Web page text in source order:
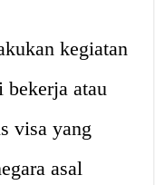
kegiatan
bekerja atau
visa yang
asal